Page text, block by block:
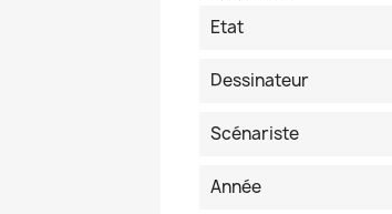
Etat
Dessinateur
Scénariste
Année